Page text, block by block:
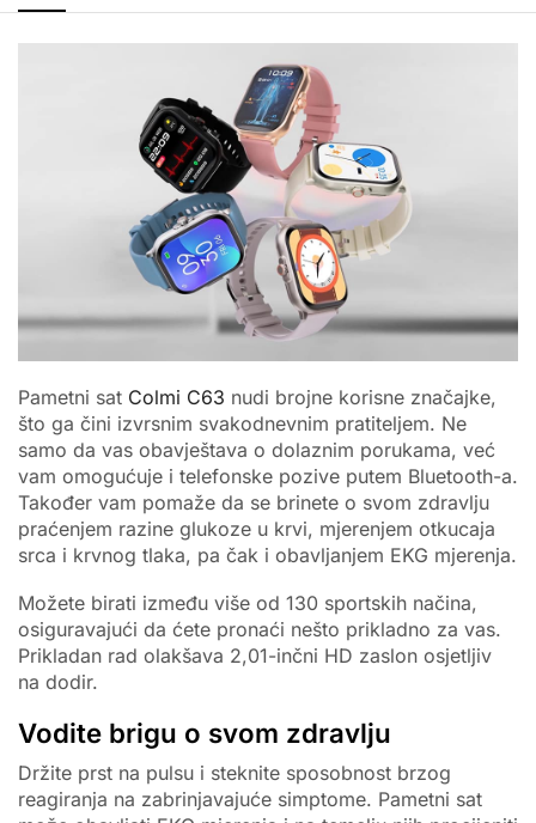
Pametni sat Colmi C63 nudi brojne korisne značajke,
što ga čini izvrsnim svakodnevnim pratiteljem. Ne
samo da vas obavještava o dolaznim porukama, već
vam omogućuje i telefonske pozive putem Bluetooth-a.
Također vam pomaže da se brinete o svom zdravlju
praćenjem razine glukoze u krvi, mjerenjem otkucaja
srca i krvnog tlaka, pa čak i obavljanjem EKG mjerenja.
Možete birati između više od 130 sportskih načina,
osiguravajući da ćete pronaći nešto prikladno za vas.
Prikladan rad olakšava 2,01-inčni HD zaslon osjetljiv
na dodir.
Vodite brigu o svom zdravlju
Držite prst na pulsu i steknite sposobnost brzog
reagiranja na zabrinjavajuće simptome. Pametni sat